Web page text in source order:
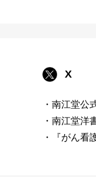
X
・南江堂公
・南江堂洋
・『がん看